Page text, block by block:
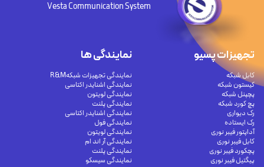
Vesta Communication System
تجهیزات پسیو
کابل شبکه
کیستون شبکه
پچپنل شبکه
پچ کورد شبکه
رک دیواری
رک ایستاده
آداپتور فیبر نوری
کابل فیبر نوری
پچکورد فیبر نوری
پیگتیل فیبر نوری
نمایندگی ها
نمایندگی تجهیزات شبکهR&M
نمایندگی اشنایدر اکتاسی
نمایندگی لویتون
نمایندگی پلنت
نمایندگی اشنایدر اکتاسی
نمایندگی فول
نمایندگی لویتون
نمایندگی آر اند ام
نمایندگی پلنت
نمایندگی سیسکو